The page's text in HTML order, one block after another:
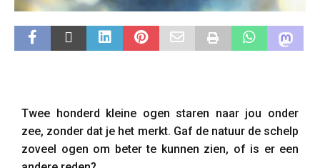
Twee honderd kleine ogen staren naar jou onder
zee, zonder dat je het merkt. Gaf de natuur de schelp
zoveel ogen om beter te kunnen zien, of is er een